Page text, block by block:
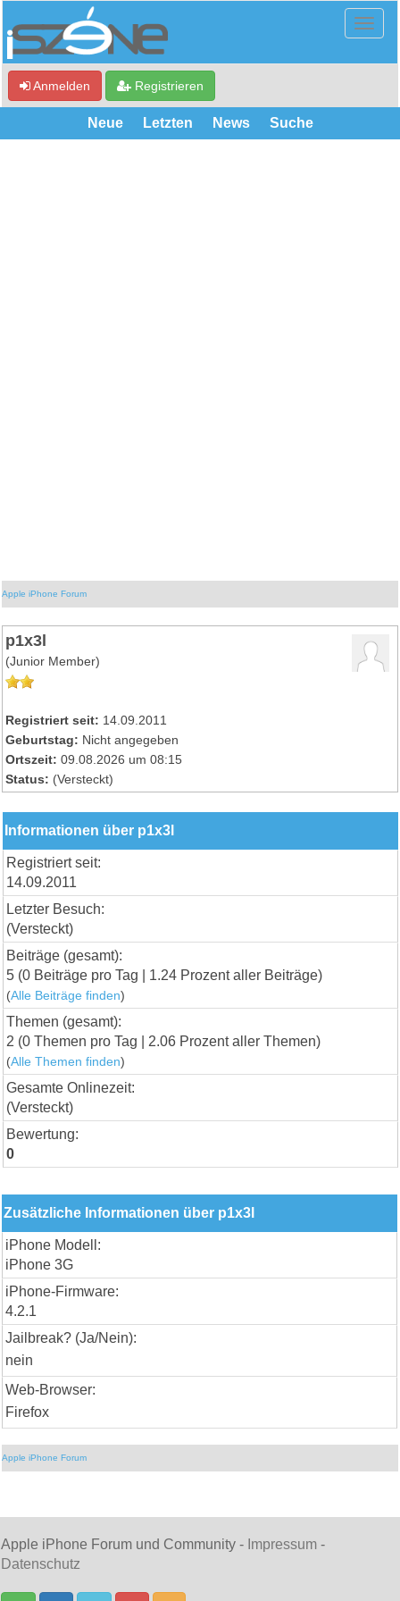
Anmelden Registrieren
Neue Letzten News Suche
Apple iPhone Forum
p1x3l
(Junior Member)
Registriert seit: 14.09.2011
Geburtstag: Nicht angegeben
Ortszeit: 09.08.2026 um 08:15
Status: (Versteckt)
Informationen über p1x3l
Registriert seit:
14.09.2011
Letzter Besuch:
(Versteckt)
Beiträge (gesamt):
5 (0 Beiträge pro Tag | 1.24 Prozent aller Beiträge)
(Alle Beiträge finden)
Themen (gesamt):
2 (0 Themen pro Tag | 2.06 Prozent aller Themen)
(Alle Themen finden)
Gesamte Onlinezeit:
(Versteckt)
Bewertung:
0
Zusätzliche Informationen über p1x3l
iPhone Modell:
iPhone 3G
iPhone-Firmware:
4.2.1
Jailbreak? (Ja/Nein):
nein
Web-Browser:
Firefox
Apple iPhone Forum
Apple iPhone Forum und Community - Impressum -
Datenschutz